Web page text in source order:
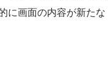
に画面の内容が新た